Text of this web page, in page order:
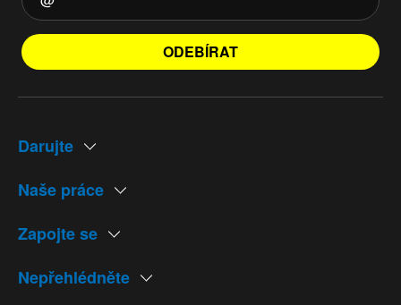
ODEBÍRAT
Darujte
Naše práce
Zapojte se
Nepřehlédněte